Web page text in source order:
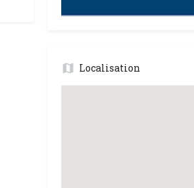
Localisation